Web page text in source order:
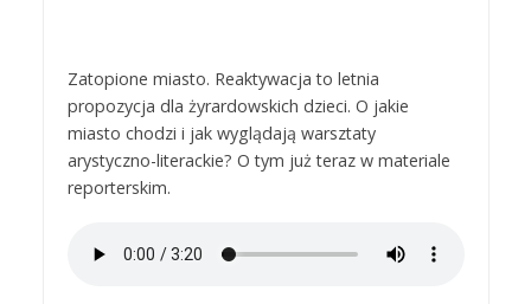
Zatopione miasto. Reaktywacja to letnia
propozycja dla żyrardowskich dzieci. O jakie
miasto chodzi i jak wyglądają warsztaty
arystyczno-literackie? O tym już teraz w materiale
reporterskim.